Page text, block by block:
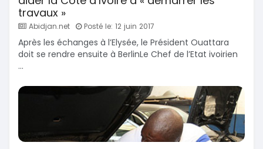
travaux »
Abidjan.net Posté le: 12 juin 2017
Après les échanges à l’Elysée, le Président Ouattara
doit se rendre ensuite à BerlinLe Chef de l’Etat ivoirien
...